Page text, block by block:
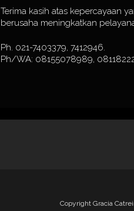
Terima kasih atas kepercayaan
berusaha meningkatkan
Ph. 021-7403379, 7412946.
Ph/WA: 08155078989,
Copyright Gracia